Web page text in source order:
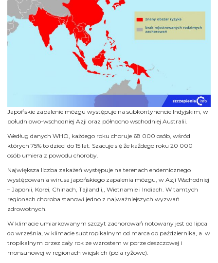
Japońskie zapalenie mózgu występuje na subkontynencie Indyjskim, w
południowo-wschodniej Azji oraz północno wschodniej Australii.
Według danych WHO, każdego roku choruje 68 000 osób, wśród
których 75% to dzieci do 15 lat. Szacuje się że każdego roku 20 000
osób umiera z powodu choroby.
Największa liczba zakażeń występuje na terenach endemicznego
występowania wirusa japońskiego zapalenia mózgu, w Azji Wschodniej
– Japonii, Korei, Chinach, Tajlandii,, Wietnamie i Indiach. W tamtych
regionach choroba stanowi jedno z najważniejszych wyzwań
zdrowotnych.
W klimacie umiarkowanym szczyt zachorowań notowany jest od lipca
do września, w klimacie subtropikalnym od marca do października, a w
tropikalnym przez cały rok ze wzrostem w porze deszczowej i
monsunowej w regionach wiejskich (pola ryżowe).